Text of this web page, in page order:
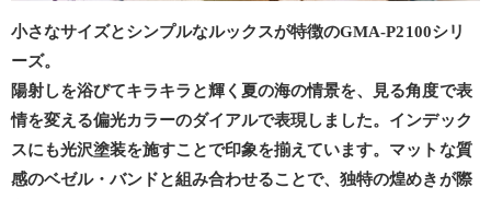
小さなサイズとシンプルなルックスが特徴のGMA-P2100シリ
ーズ。
陽射しを浴びてキラキラと輝く夏の海の情景を、見る角度で表
情を変える偏光カラーのダイアルで表現しました。インデック
スにも光沢塗装を施すことで印象を揃えています。マットな質
感のベゼル・バンドと組み合わせることで、独特の煌めきが際